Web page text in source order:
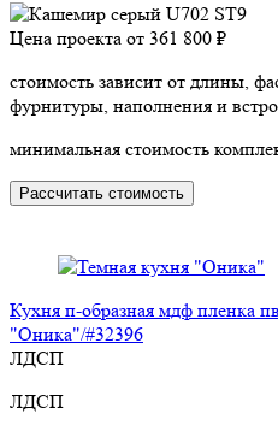
Цена проекта от 361 800 ₽
стоимость зависит от длины,
фурнитуры, наполнения и
минимальная стоимость
Рассчитать стоимость
Кухня п-образная мдф пленка
"Оника"/#32396
ЛДСП
ЛДСП